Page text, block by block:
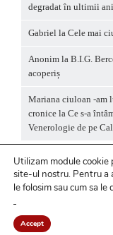
degradat în ultimii ani
Gabriel la Cele mai
Anonim la B.I.G.
acoperiș
Mariana ciuloan -am
cronice la Ce s-a
Venerologie de pe
Utilizam module
site-ul nostru. Pentru a
le folosim sau cum sa
Accept